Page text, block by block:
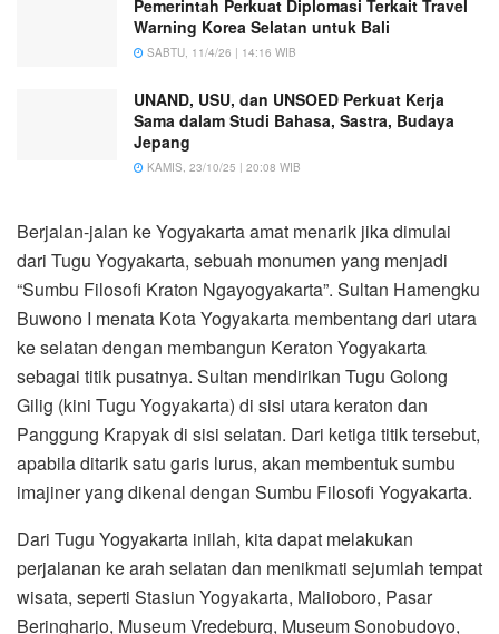
Pemerintah Perkuat Diplomasi Terkait Travel
Warning Korea Selatan untuk Bali
SABTU, 11/4/26 | 14:16 WIB
UNAND, USU, dan UNSOED Perkuat Kerja
Sama dalam Studi Bahasa, Sastra, Budaya
Jepang
KAMIS, 23/10/25 | 20:08 WIB
Berjalan-jalan ke Yogyakarta amat menarik jika dimulai
dari Tugu Yogyakarta, sebuah monumen yang menjadi
“Sumbu Filosofi Kraton Ngayogyakarta”. Sultan Hamengku
Buwono I menata Kota Yogyakarta membentang dari utara
ke selatan dengan membangun Keraton Yogyakarta
sebagai titik pusatnya. Sultan mendirikan Tugu Golong
Gilig (kini Tugu Yogyakarta) di sisi utara keraton dan
Panggung Krapyak di sisi selatan. Dari ketiga titik tersebut,
apabila ditarik satu garis lurus, akan membentuk sumbu
imajiner yang dikenal dengan Sumbu Filosofi Yogyakarta.
Dari Tugu Yogyakarta inilah, kita dapat melakukan
perjalanan ke arah selatan dan menikmati sejumlah tempat
wisata, seperti Stasiun Yogyakarta, Malioboro, Pasar
Beringharjo, Museum Vredeburg, Museum Sonobudoyo,